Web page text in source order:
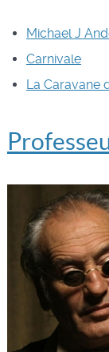
Michael J
Carnivale
La Caravane